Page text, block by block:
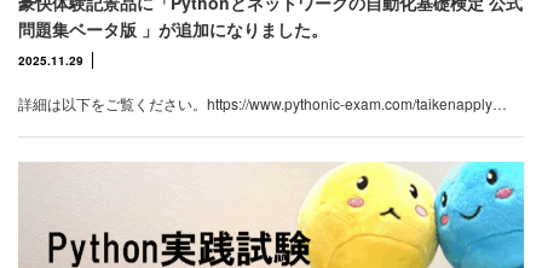
問題集ベータ版 」が追加になりました。
2025.11.29
詳細は以下をご覧ください。https://www.pythonic-exam.com/taikenapply…